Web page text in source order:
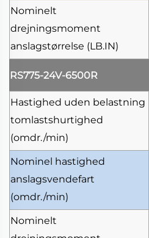
Nominelt
drejningsmoment
anslagstørrelse (LB.IN)
RS775-24V-6500R
Hastighed uden belastning
tomlastshurtighed
(omdr./min)
Nominel hastighed
anslagsvendefart
(omdr./min)
Nominelt